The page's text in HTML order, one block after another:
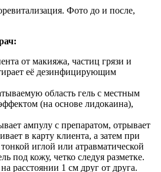
от макияжа, частиц грязи и
её дезинфицирующим
область гель с местным
(на основе лидокаина),
ампулу с препаратом, отрывает
в карту клиента, а затем при
иглой или атравматической
под кожу, четко следуя разметке.
расстоянии 1 см друг от друга.